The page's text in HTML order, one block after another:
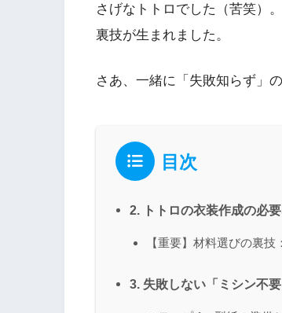
さげなトトロでした（苦笑）
裏技が生まれました。
さあ、一緒に「失敗知らず」
目次
2. トトロの衣装作成の必
【重要】材料選びの裏
3. 失敗しない「ミシン不